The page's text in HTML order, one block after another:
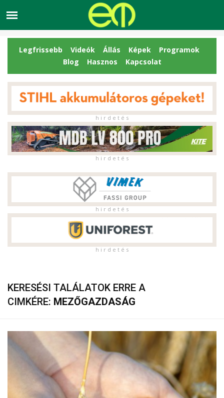
Legfrissebb Videók Állás Képek
Programok
Blog
Hasznos Kapcsolat
h i r d e t é s
h i r d e t é s
h i r d e t é s
h i r d e t é s
KERESÉSI TALÁLATOK ERRE A
CIMKÉRE: MEZŐGAZDASÁG